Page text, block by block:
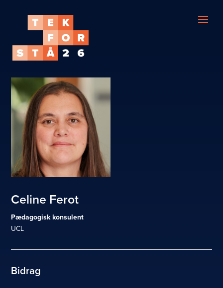
Celine Ferot
Pædagogisk konsulent
UCL
Bidrag